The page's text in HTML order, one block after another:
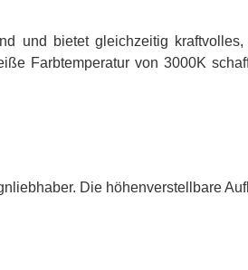
und bietet gleichzeitig
Farbtemperatur von 3000K
Die höhenverstellbare